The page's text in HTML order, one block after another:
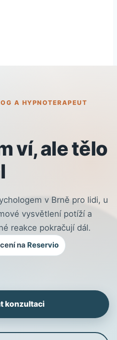
A HYPNOTERAPEUT
ví, ale tělo
v Brně pro lidi, u
vysvětlení potíží a
reakce pokračují dál.
na Reservio
konzultaci